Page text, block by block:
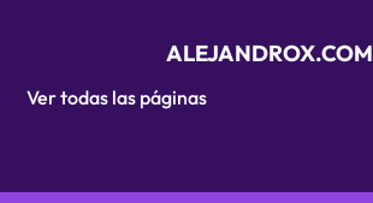
Ver todas las páginas
ALEJANDROX.COM